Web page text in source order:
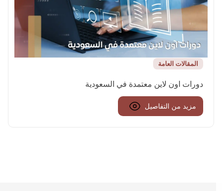
المقالات العامة
دورات اون لاين معتمدة في السعودية
مزيد من التفاصيل